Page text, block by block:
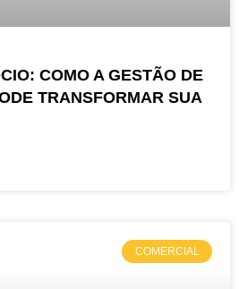
COMO A GESTÃO DE
TRANSFORMAR SUA
COMERCIAL